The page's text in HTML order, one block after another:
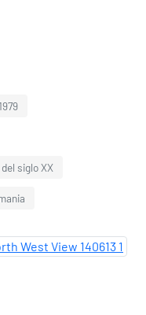
siglo XX